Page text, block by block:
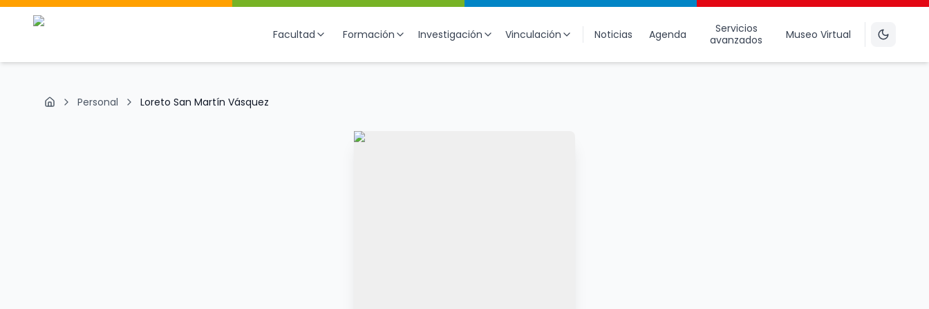
Facultad Formación Investigación Vinculación Noticias Agenda
Servicios
avanzados
Museo Virtual
Inicio Personal Loreto San Martín Vásquez